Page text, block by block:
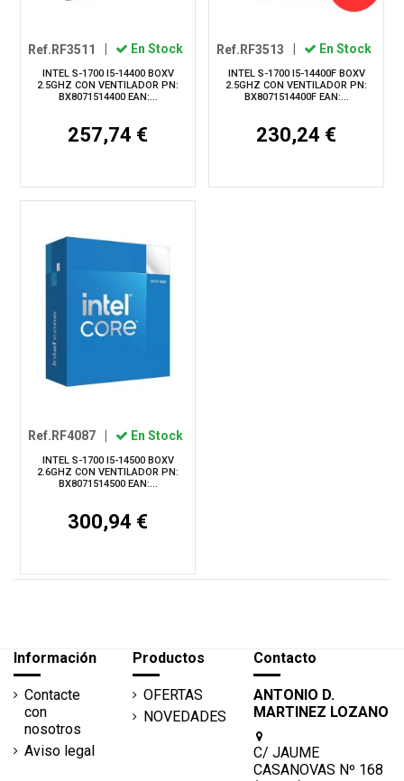
Ref.RF3511 En Stock
INTEL S-1700 I5-14400 BOXV
2.5GHZ CON VENTILADOR PN:
BX8071514400 EAN:...
257,74 €
Ref.RF3513 En Stock
INTEL S-1700 I5-14400F BOXV
2.5GHZ CON VENTILADOR PN:
BX8071514400F EAN:...
230,24 €
Ref.RF4087 En Stock
INTEL S-1700 I5-14500 BOXV
2.6GHZ CON VENTILADOR PN:
BX8071514500 EAN:...
300,94 €
Información
Contacte
con
nosotros
Aviso legal
Productos
OFERTAS
NOVEDADES
Contacto
ANTONIO D.
MARTINEZ LOZANO
C/ JAUME
CASANOVAS Nº 168